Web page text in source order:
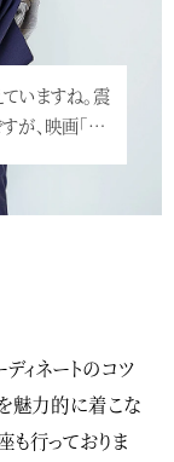
ィネートのコツ
を魅力的に着こな
も行っておりま
いますね。震
が、映画「…